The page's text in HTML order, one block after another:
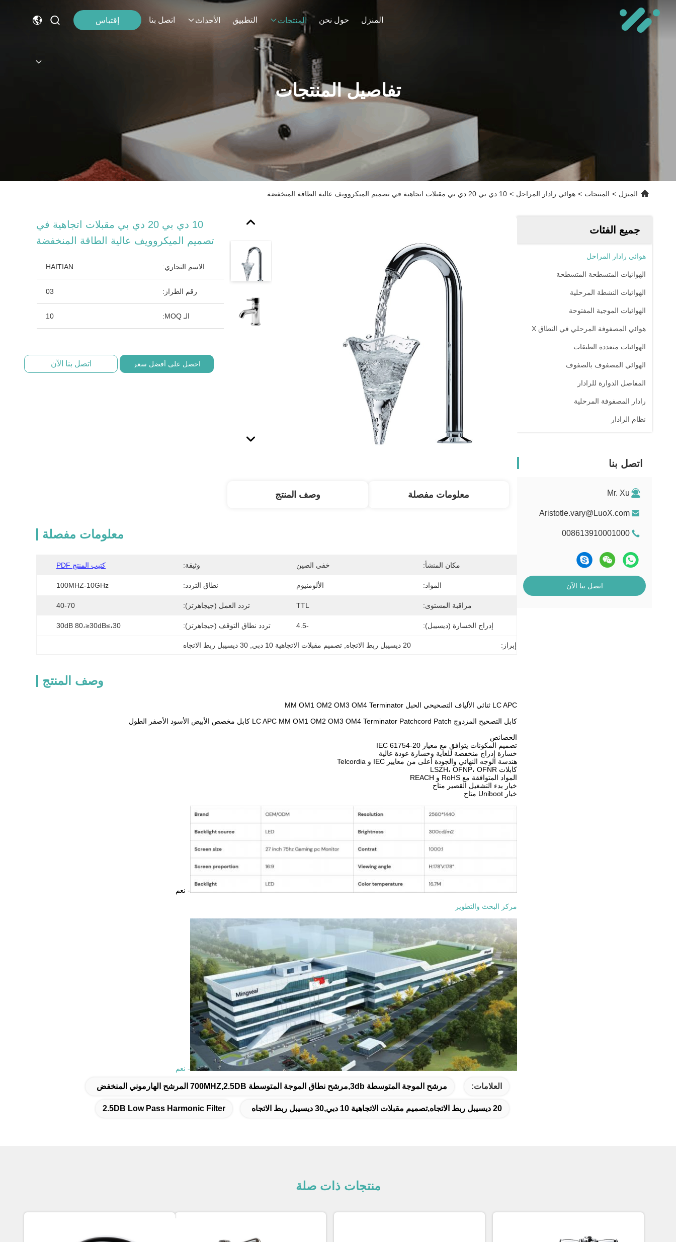
المنزل حول نحن المنتجات التطبيق الأحداث اتصل بنا إقتباس
تفاصيل المنتجات
المنزل > المنتجات > هوائي رادار المراحل > 10 دي بي 20 دي بي مقبلات اتجاهية في تصميم الميكروويف عالية الطاقة المنخفضة
جميع الفئات
هوائي رادار المراحل
الهوائيات المتسطحة المتسطحة
الهوائيات النشطة المرحلية
الهوائيات الموجية المفتوحة
هوائي المصفوفة المرحلي في النطاق X
الهوائيات متعددة الطبقات
الهوائي المصفوف بالصفوف
المفاصل الدوارة للرادار
رادار المصفوفة المرحلية
نظام الرادار
اتصل بنا
Mr. Xu
Aristotle.vary@LuoX.com
008613910001000
اتصل بنا الآن
10 دي بي 20 دي بي مقبلات اتجاهية في
تصميم الميكروويف عالية الطاقة المنخفضة
الاسم التجاري: HAITIAN
رقم الطراز: 03
الـ MOQ: 10
احصل على أفضل سعر اتصل بنا الآن
معلومات مفصلة وصف المنتج
معلومات مفصلة
مكان المنشأ: خفى الصين وثيقة: كتيب المنتج PDF
المواد: الألومنيوم نطاق التردد: 100MHZ-10GHz
مراقبة المستوى: TTL تردد العمل (جيجاهرتز): 40-70
إدراج الخسارة (ديسيبل): -4.5 تردد نطاق التوقف (جيجاهرتز): 30،≥30dB 80،≥30dB
إبراز: 20 ديسيبل ربط الاتجاه , تصميم مقبلات الاتجاهية 10 دبي , 30 ديسيبل ربط الاتجاه
وصف المنتج
LC APC ثنائي الألياف التصحيحي الحبل MM OM1 OM2 OM3 OM4 Terminator
كابل التصحيح المزدوج LC APC MM OM1 OM2 OM3 OM4 Terminator Patchcord Patch كابل مخصص الأبيض الأسود الأصفر الطول
الخصائص
تصميم المكونات يتوافق مع معيار IEC 61754-20
خسارة إدراج منخفضة للغاية وخسارة عودة عالية
هندسة الوجه النهائي والجودة أعلى من معايير IEC و Telcordia
كابلات LSZH، OFNP، OFNR
المواد المتوافقة مع RoHS و REACH
خيار بدء التشغيل القصير متاح
خيار Uniboot متاح
- نعم
مركز البحث والتطوير
- نعم
العلامات: مرشح الموجة المتوسطة 3db,مرشح نطاق الموجة المتوسطة 700MHZ,2.5DB المرشح الهارموني المنخفض
20 ديسيبل ربط الاتجاه,تصميم مقبلات الاتجاهية 10 دبي,30 ديسيبل ربط الاتجاه 2.5DB Low Pass Harmonic Filter
منتجات ذات صلة